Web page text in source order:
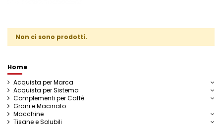
Non ci sono prodotti.
Home
Acquista per Marca
Acquista per Sistema
Complementi per Caffè
Grani e Macinato
Macchine
Tisane e Solubili